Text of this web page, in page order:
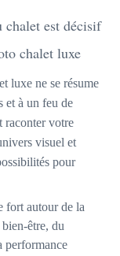
est décisif
chalet luxe
luxe ne se résume
et à un feu de
raconter votre
visuel et
pour
fort autour de la
être, du
performance